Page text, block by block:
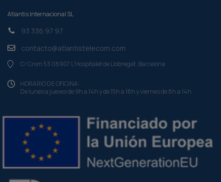
Atlantis Internacional SL
93 336 97 97
contacto@atlantistelecom.com
C/ Crom 53 08907 L'Hospitalet de Llobregat. Barcelona
HORARIO DE OFICINA:
De lunes a jueves de 9h a 14h y de 15h a 18h y viernes de 8h a 14h.